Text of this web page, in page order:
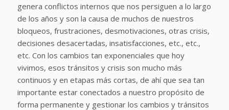
genera conflictos internos que nos persiguen a lo largo
de los años y son la causa de muchos de nuestros
bloqueos, frustraciones, desmotivaciones, otras crisis,
decisiones desacertadas, insatisfacciones, etc., etc.,
etc. Con los cambios tan exponenciales que hoy
vivimos, esos tránsitos y crisis son mucho más
continuos y en etapas más cortas, de ahí que sea tan
importante estar conectados a nuestro propósito de
forma permanente y gestionar los cambios y tránsitos